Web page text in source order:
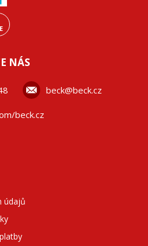
NÁS
beck@beck.cz
beck.cz
údajů